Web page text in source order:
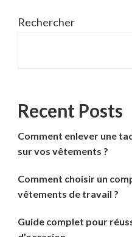
Rechercher
Recent Posts
Comment enlever une
sur vos vêtements ?
Comment choisir un
vêtements de travail ?
Guide complet pour